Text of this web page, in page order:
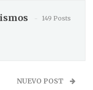
149 Posts
NUEVO POST